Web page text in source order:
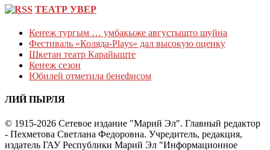
ТЕАТР УВЕР
Кеҥеж тургым … умбакыже августышто шуйна
Фестиваль «Коляда-Plays» дал высокую оценку
Шкетан театр Карайыште
Кеҥеж сезон
Юбилей отметила бенефисом
ЛИЙ ПЫРЛЯ
© 1915-2026 Сетевое издание "Марий Эл". Главный редактор
- Пехметова Светлана Федоровна. Учредитель, редакция,
издатель ГАУ Республики Марий Эл "Информационное